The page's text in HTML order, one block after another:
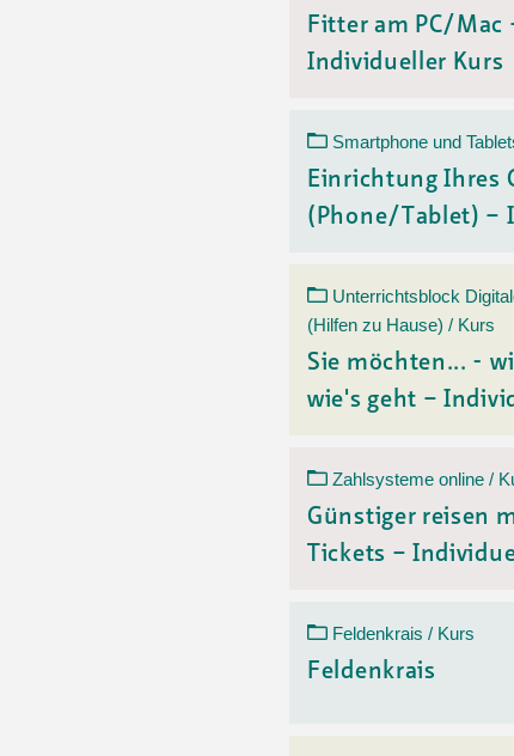
Fitter am PC/Mac
Individueller Kurs
Smartphone und
Einrichtung Ihres
(Phone/Tablet) –
Unterrichtsblock
(Hilfen zu Hause) / Kurs
Sie möchten... -
wie's geht –
Zahlsysteme online /
Günstiger reisen
Tickets –
Feldenkrais / Kurs
Feldenkrais